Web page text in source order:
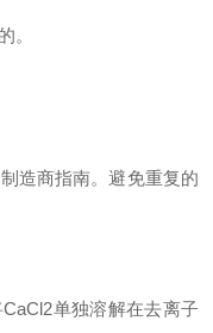
。
造商指南。避免重复的
CaCl2单独溶解在去离子